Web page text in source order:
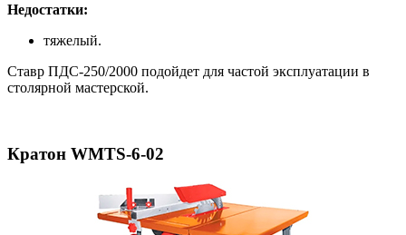
Недостатки:
тяжелый.
Ставр ПДС-250/2000 подойдет для частой эксплуатации в
столярной мастерской.
Кратон WMTS-6-02